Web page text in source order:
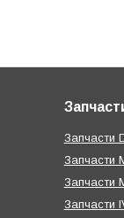
Запчасти
Запчасти
Запчасти
Запчасти